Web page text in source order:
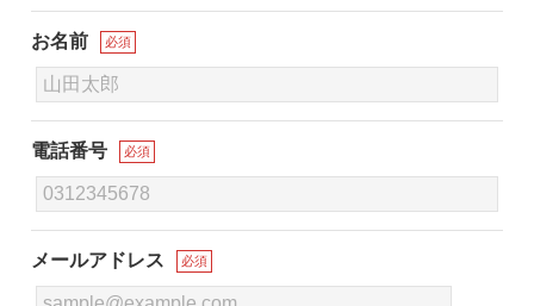
お名前 必須
電話番号 必須
メールアドレス 必須